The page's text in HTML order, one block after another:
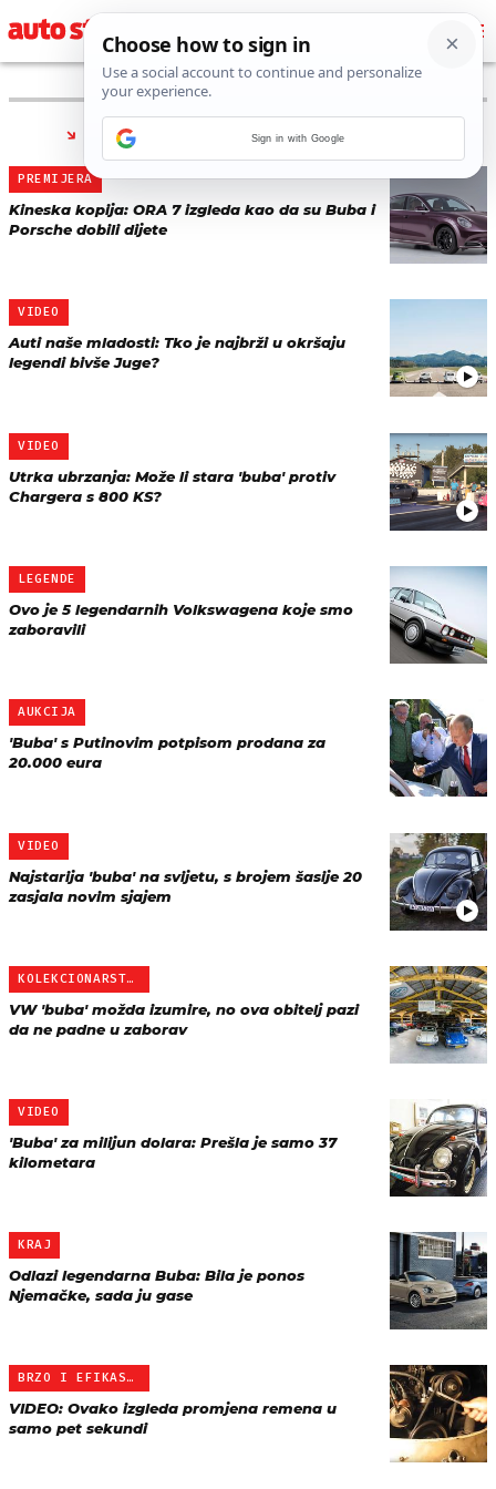
PRONAĐENO 10 REZULTATA ZA TAG “
PREMIJERA
Kineska kopija: ORA 7 izgleda kao da su Buba i
Porsche dobili dijete
VIDEO
Auti naše mladosti: Tko je najbrži u okršaju
legendi bivše Juge?
VIDEO
Utrka ubrzanja: Može li stara 'buba' protiv
Chargera s 800 KS?
LEGENDE
Ovo je 5 legendarnih Volkswagena koje smo
zaboravili
AUKCIJA
'Buba' s Putinovim potpisom prodana za
20.000 eura
VIDEO
Najstarija 'buba' na svijetu, s brojem šasije 20
zasjala novim sjajem
KOLEKCIONARSTVO
VW 'buba' možda izumire, no ova obitelj pazi
da ne padne u zaborav
VIDEO
'Buba' za milijun dolara: Prešla je samo 37
kilometara
KRAJ
Odlazi legendarna Buba: Bila je ponos
Njemačke, sada ju gase
BRZO I EFIKASNO
VIDEO: Ovako izgleda promjena remena u
samo pet sekundi
Sign in with Google